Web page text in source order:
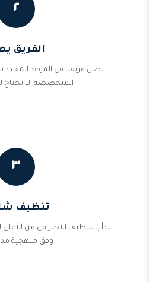
٢
الفريق
يصل فريقنا في الموعد المحدد
المتخصصة. لا تحتاج
٣
تنظيف
نبدأ بالتنظيف الاحترافي من
وفق منهجية